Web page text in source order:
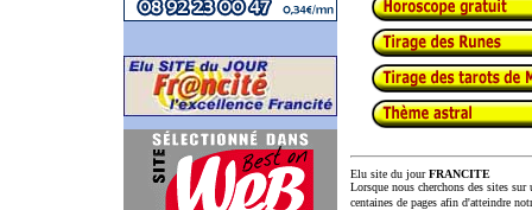
Elu site du jourFRANCITE
Lorsque nous cherchons des sites
centaines de pages afin d'atteindre